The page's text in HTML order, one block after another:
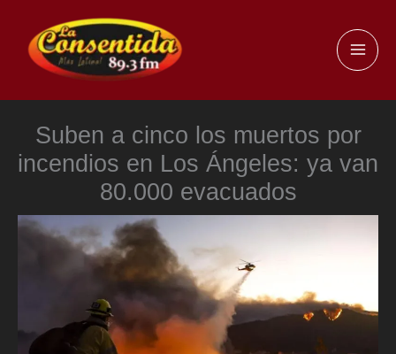
contenido
Suben a cinco los muertos por
incendios en Los Ángeles: ya van
80.000 evacuados